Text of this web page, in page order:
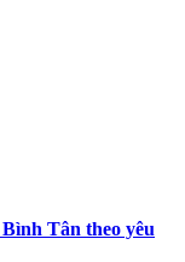
Tân theo yêu